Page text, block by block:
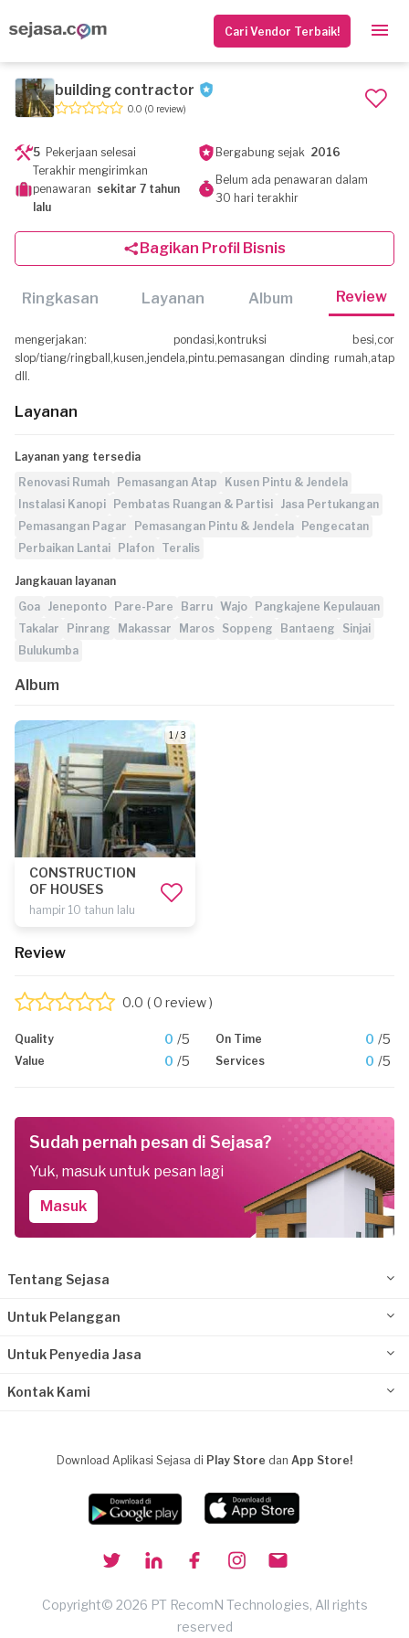
Cari Vendor Terbaik!
building contractor
0.0 (0 review)
5 Pekerjaan selesai Bergabung sejak 2016
Terakhir mengirimkan
penawaran sekitar 7 tahun
lalu
Belum ada penawaran dalam
30 hari terakhir
Bagikan Profil Bisnis
Ringkasan Layanan Album Review
mengerjakan: pondasi,kontruksi besi,cor
slop/tiang/ringball,kusen,jendela,pintu.pemasangan dinding rumah,atap
dll.
Layanan
Layanan yang tersedia
Renovasi Rumah
Pemasangan Atap
Kusen Pintu & Jendela
Instalasi Kanopi
Pembatas Ruangan & Partisi Jasa Pertukangan
Pemasangan Pagar
Pemasangan Pintu & Jendela
Pengecatan
Perbaikan Lantai
Plafon Teralis
Jangkauan layanan
Goa Jeneponto Pare-Pare Barru Wajo
Pangkajene Kepulauan
Takalar
Pinrang Makassar Maros Soppeng Bantaeng
Sinjai
Bulukumba
Album
1 / 3
CONSTRUCTION
OF HOUSES
hampir 10 tahun lalu
Review
0.0 ( 0 review )
Quality 0 /5 On Time 0 /5
Value 0 /5 Services 0 /5
Sudah pernah pesan di Sejasa?
Yuk, masuk untuk pesan lagi
Masuk
Tentang Sejasa
Untuk Pelanggan
Untuk Penyedia Jasa
Kontak Kami
Download Aplikasi Sejasa di Play Store dan App Store!
Copyright© 2026 PT RecomN Technologies, All rights
reserved